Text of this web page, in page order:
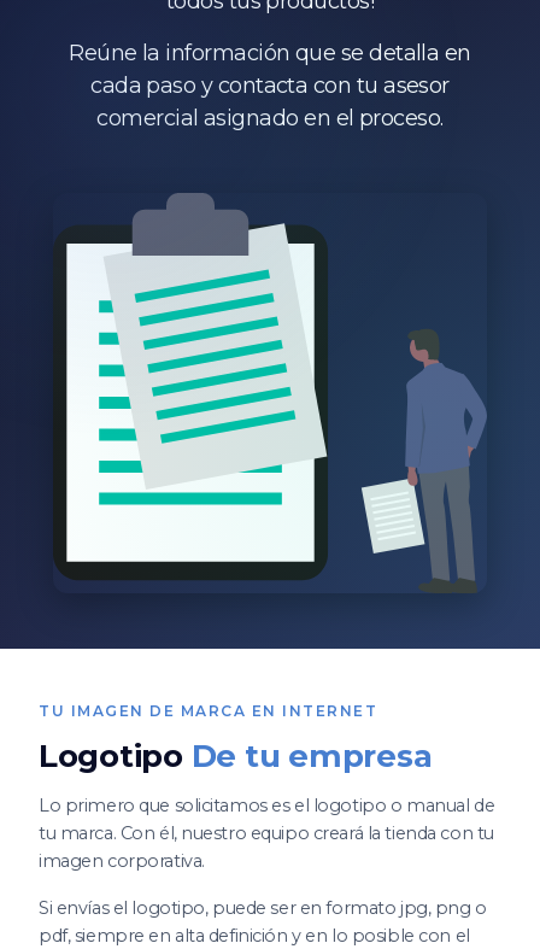
Reúne la información que se detalla en
cada paso y contacta con tu asesor
comercial asignado en el proceso.
TU IMAGEN DE MARCA EN INTERNET
Logotipo De tu empresa
Lo primero que solicitamos es el logotipo o manual de
tu marca. Con él, nuestro equipo creará la tienda con tu
imagen corporativa.
Si envías el logotipo, puede ser en formato jpg, png o
pdf, siempre en alta definición y en lo posible con el